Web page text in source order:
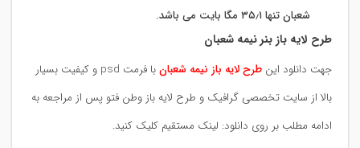
شعبان تنها ۳۵٫۱ مگا بایت می باشد.
طرح لایه باز بنر نیمه شعبان
جهت دانلود این طرح لایه باز نیمه شعبان
با فرمت psd و کیفیت بسیار
بالا از سایت تخصصی گرافیک و طرح لایه باز وطن فتو پس از مراجعه به
ادامه مطلب بر روی دانلود: لینک مستقیم کلیک کنید.